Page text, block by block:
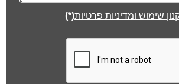
שימוש ומדיניות פרטיות(*)